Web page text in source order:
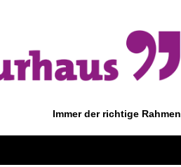
Immer der richtige Rahmen